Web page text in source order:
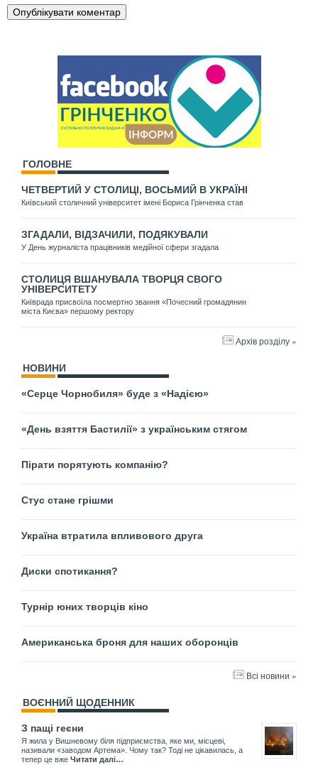
ГОЛОВНЕ
ЧЕТВЕРТИЙ У СТОЛИЦІ, ВОСЬМИЙ В УКРАЇНІ
Київський столичний університет імені Бориса Грінченка став
ЗГАДАЛИ, ВІДЗАЧИЛИ, ПОДЯКУВАЛИ
У День журналіста працівників медійної сфери згадала
СТОЛИЦЯ ВШАНУВАЛА ТВОРЦЯ СВОГО
УНІВЕРСИТЕТУ
Київрада присвоїла посмертно звання «Почесний громадянин
міста Києва» першому ректору
Архів розділу »
НОВИНИ
«Серце Чорнобиля» буде з «Надією»
«День взяття Бастилії» з українським стягом
Пірати порятують компанію?
Стус стане грішми
Україна втратила впливового друга
Диски спотикання?
Турнір юних творців кіно
Американська броня для наших оборонців
Всі новини »
ВОЄННИЙ ЩОДЕННИК
З пащі геєни
Я жила у Вишневому біля підприємства, яке ми, місцеві,
називали «заводом Артема». Чому так? Тоді не цікавилась, а
тепер це вже Читати далі…